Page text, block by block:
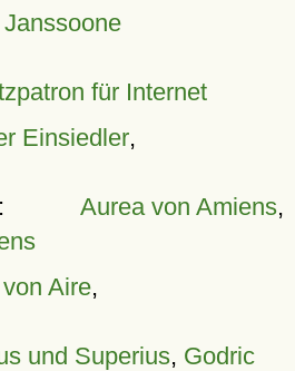
für Internet
Einsiedler,
Aurea von Amiens,
Aire,
und Superius, Godric